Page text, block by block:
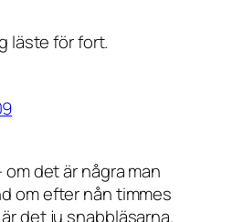
läste för fort.
det är några man
om efter nån timmes
det ju snabbläsarna.